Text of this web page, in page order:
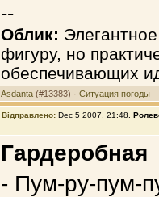
--
Облик:
фигуру, но
обеспечивающих
Asdanta(#13383) · Ситуация погоды
Відправлено: Dec 5 2007, 21:48
Гардеробная
- Пум-ру-пум-